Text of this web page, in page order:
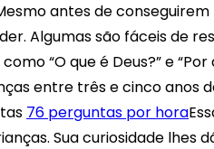
antes de
Algumas são fáceis de
“O que é Deus?” e
entre três e cinco anos
76 perguntas por hora
Sua curiosidade lhes